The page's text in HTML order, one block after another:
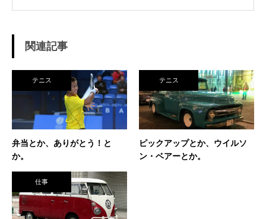
素振りをした途端に、先輩に「センスなし」か
ら一刀両断。（笑） そんなテニスとの出会い
が、今に至り、テニスで生きているという不思
議な人生。 テニスを軸にたくさん勉強させても
らったことを駆使して、 テニス業界、スポーツ
ビジネス界で生きている今現在。 座右の銘は
「努力に勝る天才なし」 セミナー講師や研修も
関連記事
テニス
弁当とか、ありがとう！と
か。
テニス
ピックアップとか、ウイルソ
ン・ベアーとか。
仕事